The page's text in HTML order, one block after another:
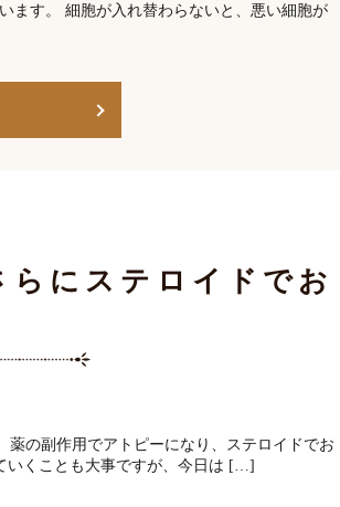
ます。 細胞が入れ替わらないと、悪い細胞が
にステロイドでお
薬の副作用でアトピーになり、ステロイドでお
いくことも大事ですが、今日は […]